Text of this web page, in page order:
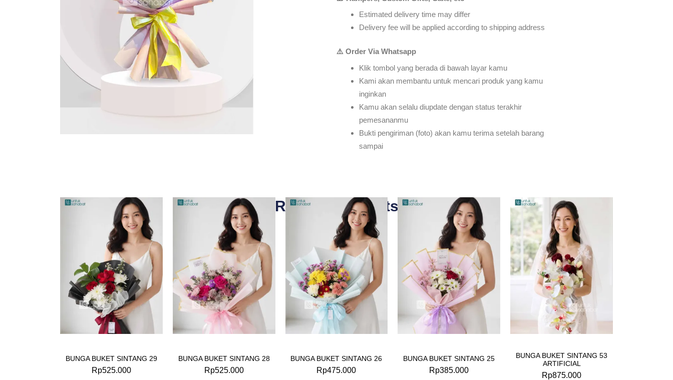
Estimated delivery time may differ
Delivery fee will be applied according to shipping address
⚠️ Order Via Whatsapp
Klik tombol yang berada di bawah layar kamu
Kami akan membantu untuk mencari produk yang kamu
inginkan
Kamu akan selalu diupdate dengan status terakhir
pemesananmu
Bukti pengiriman (foto) akan kamu terima setelah barang
sampai
Related Products
BUNGA BUKET SINTANG 29
Rp525.000
BUNGA BUKET SINTANG 28
Rp525.000
BUNGA BUKET SINTANG 26
Rp475.000
BUNGA BUKET SINTANG 25
Rp385.000
BUNGA BUKET SINTANG 53
ARTIFICIAL
Rp875.000